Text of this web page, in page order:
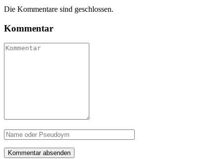
Die Kommentare sind geschlossen.
Kommentar